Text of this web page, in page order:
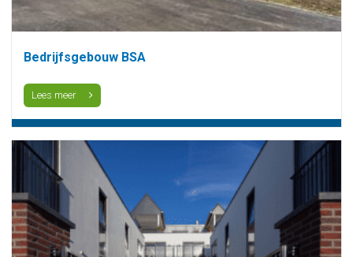
Bedrijfsgebouw BSA
Lees meer